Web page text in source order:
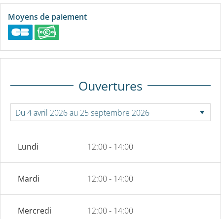
Moyens de paiement
Ouvertures
Lundi 12:00 - 14:00
Mardi 12:00 - 14:00
Mercredi 12:00 - 14:00